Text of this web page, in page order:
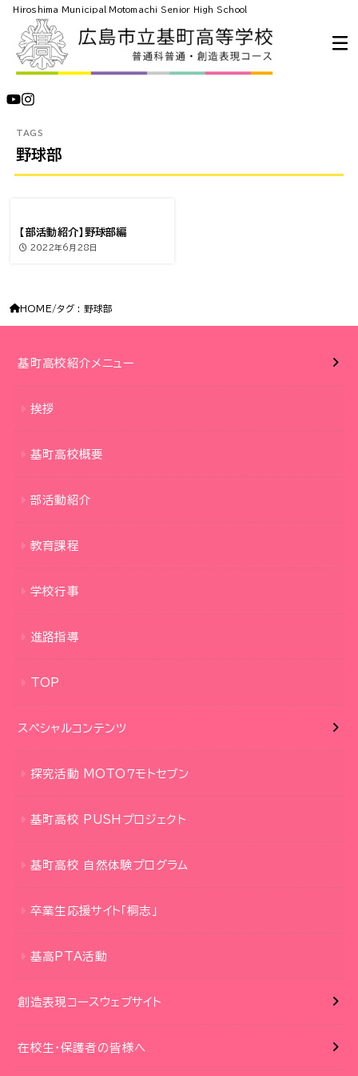
Hiroshima Municipal Motomachi Senior High School
野球部
【部活動紹介】野球部編
2022年6月28日
HOME タグ : 野球部
基町高校紹介メニュー
挨拶
基町高校概要
部活動紹介
教育課程
学校行事
進路指導
TOP
スペシャルコンテンツ
探究活動 MOTO７モトセブン
基町高校 PUSHプロジェクト
基町高校 自然体験プログラム
卒業生応援サイト「桐志」
基高PTA活動
創造表現コースウェブサイト
在校生・保護者の皆様へ